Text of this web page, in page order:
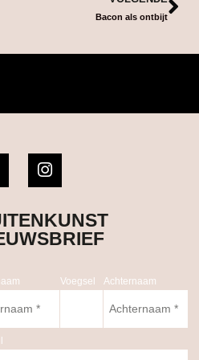
Bacon als ontbijt
Voegsel Achternaam